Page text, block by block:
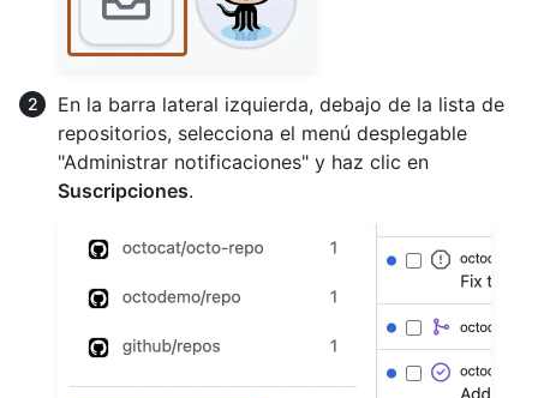
En la barra lateral izquierda, debajo de la lista de
repositorios, selecciona el menú desplegable
"Administrar notificaciones" y haz clic en
Suscripciones.